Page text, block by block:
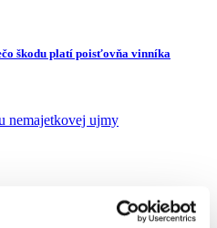
škodu platí poisťovňa vinníka
ujmy